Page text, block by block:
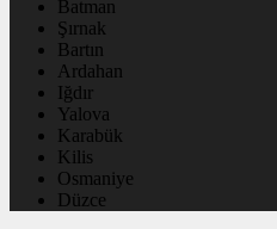
Batman
Şırnak
Bartın
Ardahan
Iğdır
Yalova
Karabük
Kilis
Osmaniye
Düzce